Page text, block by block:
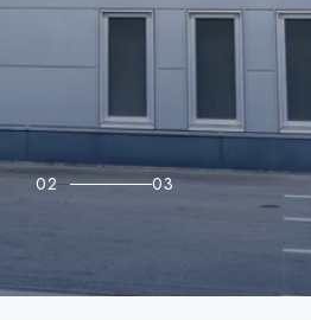
社会や顧客に貢
みんなを笑顔に！
02 03